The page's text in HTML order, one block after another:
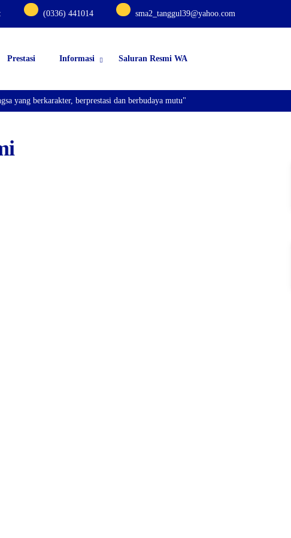
: (0336) 441014 sma2_tanggul39@yahoo.com
Prestasi Informasi Saluran Resmi WA
yang berkarakter, berprestasi dan berbudaya mutu"